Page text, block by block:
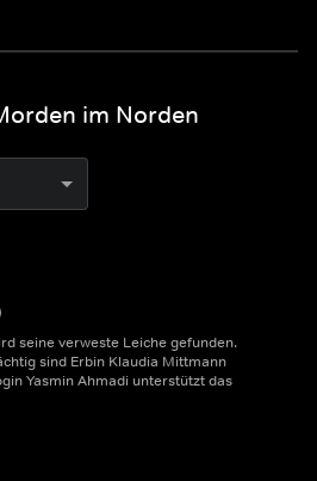
im Norden
seine verweste Leiche gefunden.
sind Erbin Klaudia Mittmann
Yasmin Ahmadi unterstützt das